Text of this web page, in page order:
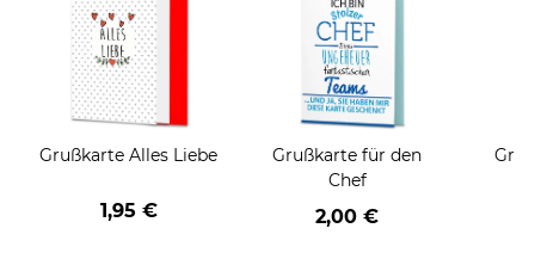
Grußkarte Alles Liebe
1,95 €
Grußkarte für den
Chef
2,00 €